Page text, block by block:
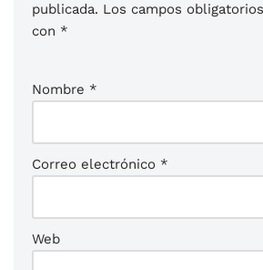
publicada. Los campos
con *
Nombre *
Correo electrónico *
Web